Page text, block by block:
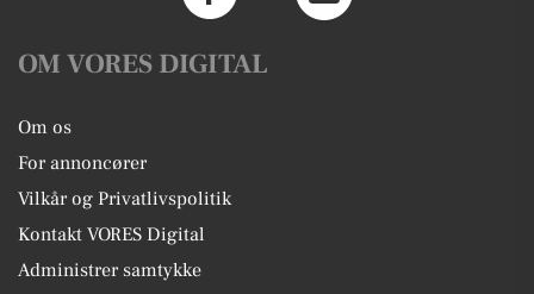
OM VORES DIGITAL
Om os
For annoncører
Vilkår og Privatlivspolitik
Kontakt VORES Digital
Administrer samtykke